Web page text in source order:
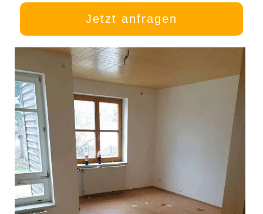
Jetzt anfragen